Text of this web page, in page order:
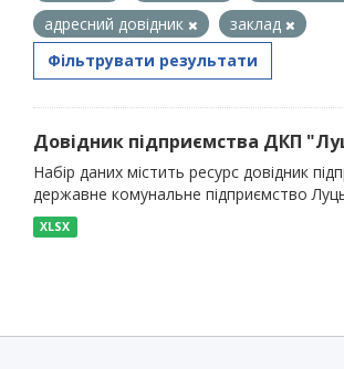
адресний довідник
заклад
Фільтрувати результати
Довідник підприємства ДКП
Набір даних містить ресурс довідник
державне комунальне підприємство
XLSX